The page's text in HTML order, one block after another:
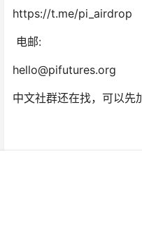
https://t.me/pi_airdrop
电邮:
hello@pifutures.org
中文社群还在找，可以